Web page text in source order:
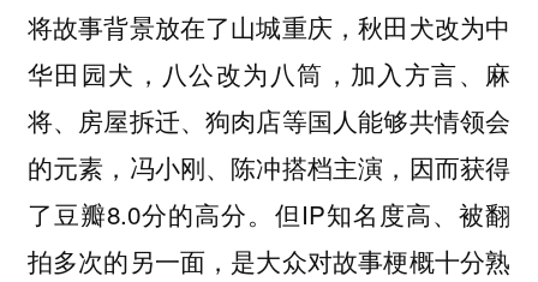
将故事背景放在了山城重庆，秋田犬改为中
华田园犬，八公改为八筒，加入方言、麻
将、房屋拆迁、狗肉店等国人能够共情领会
的元素，冯小刚、陈冲搭档主演，因而获得
了豆瓣8.0分的高分。但IP知名度高、被翻
拍多次的另一面，是大众对故事梗概十分熟